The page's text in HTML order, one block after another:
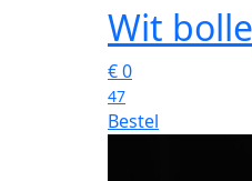
Wit
€0
47
Bestel